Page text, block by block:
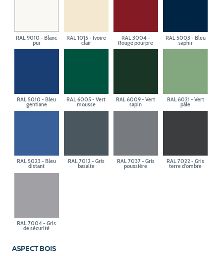
RAL 9010 - Blanc
pur
RAL 1015 - Ivoire
clair
RAL 3004 -
Rouge pourpre
RAL 5003 - Bleu
saphir
RAL 5010 - Bleu
gentiane
RAL 6005 - Vert
mousse
RAL 6009 - Vert
sapin
RAL 6021 - Vert
pâle
RAL 5023 - Bleu
distant
RAL 7012 - Gris
basalte
RAL 7037 - Gris
poussière
RAL 7022 - Gris
terre d'ombre
RAL 7004 - Gris
de sécurité
ASPECT BOIS